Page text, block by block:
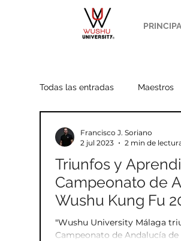
Todas las entradas Maestros
Wang Yang Potencias
Acondicionamiento
Estilo Chen Budismo
Triunfos y
Campeonato de
Wushu Kung Fu
"Wushu University Málaga
Campeonato de Andalucía
Francisco J. Soriano
2 jul 2023
2 min de